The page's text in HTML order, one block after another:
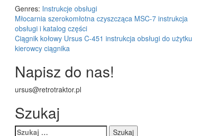
Genres: Instrukcje obsługi
Nawigacja
wpisu
Młocarnia szerokomłotna czyszcząca MSC-7 instrukcja
obsługi i katalog części
Ciągnik kołowy Ursus C-451 instrukcja obsługi do użytku
kierowcy ciągnika
Napisz do nas!
ursus@retrotraktor.pl
Szukaj
Szukaj: